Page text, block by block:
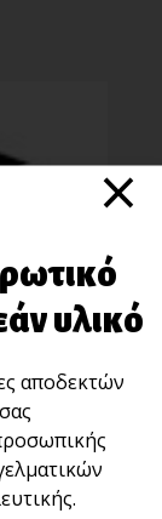
×
υλικό
αποδεκτών